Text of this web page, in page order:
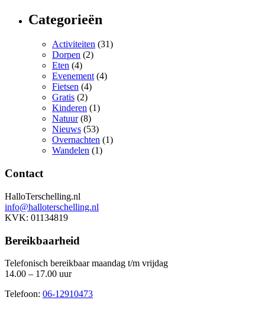
Categorieën
Activiteiten (31)
Dorpen (2)
Eten (4)
Evenement(4)
Fietsen (4)
Gratis (2)
Kinderen (1)
Natuur(8)
Nieuws (53)
Overnachten (1)
Wandelen (1)
Contact
HalloTerschelling.nl
info@halloterschelling.nl
KVK: 01134819
Bereikbaarheid
Telefonisch bereikbaar maandag t/m vrijdag
14.00 – 17.00 uur
Telefoon: 06-12910473